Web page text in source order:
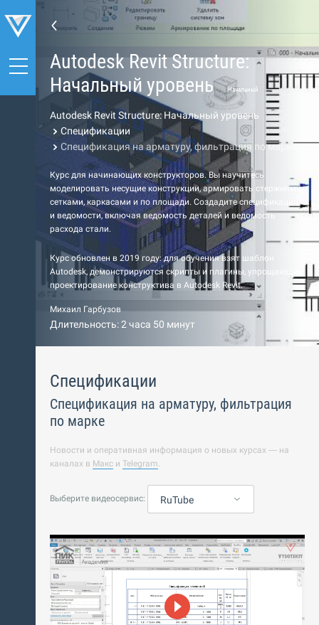
Autodesk Revit Structure:
Начальный уровень
Начальный
Autodesk Revit Structure: Начальный уровень
Спецификации
Спецификация на арматуру, фильтрация по марке
Курс для начинающих конструкторов. Вы научитесь
моделировать несущие конструкции, армировать стержнями,
сетками, каркасами и по площади. Создадите спецификации
и ведомости, включая ведомость деталей и ведомость
расхода стали.
Курс обновлен в 2019 году: для обучения взят шаблон
Autodesk, демонстрируются скрипты и плагины, упрощающие
проектирование конструктива в Autodesk Revit.
Михаил Гарбузов
Длительность: 2 часа 50 минут
Спецификации
Спецификация на арматуру, фильтрация
по марке
Новости и оперативная информация о новых курсах — на
каналах в Макс и Telegram.
Выберите видеосервис: RuTube